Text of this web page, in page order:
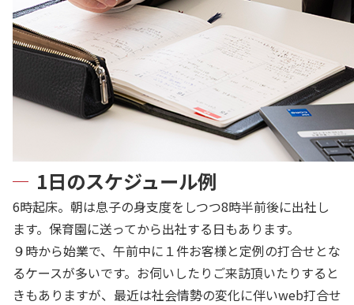
1日のスケジュール例
6時起床。朝は息子の身支度をしつつ8時半前後に出社し
ます。保育園に送ってから出社する日もあります。
９時から始業で、午前中に１件お客様と定例の打合せとな
るケースが多いです。お伺いしたりご来訪頂いたりすると
きもありますが、最近は社会情勢の変化に伴いweb打合せ